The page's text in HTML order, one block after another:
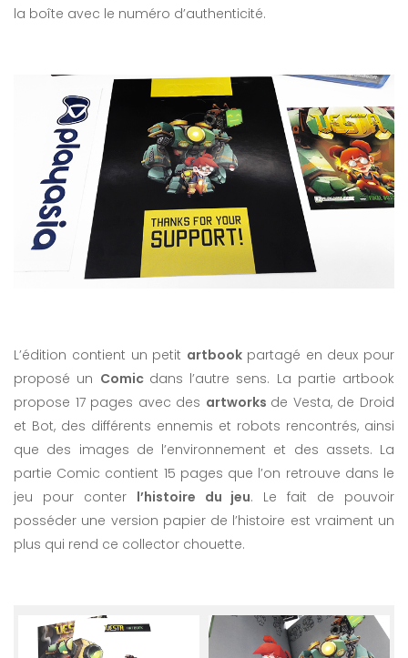
la boîte avec le numéro d’authenticité.
L’édition contient un petit artbook partagé en deux pour
proposé un Comic dans l’autre sens. La partie artbook
propose 17 pages avec des artworks de Vesta, de Droid
et Bot, des différents ennemis et robots rencontrés, ainsi
que des images de l’environnement et des assets. La
partie Comic contient 15 pages que l’on retrouve dans le
jeu pour conter l’histoire du jeu. Le fait de pouvoir
posséder une version papier de l’histoire est vraiment un
plus qui rend ce collector chouette.